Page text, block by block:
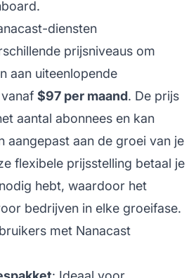
diensten
prijsniveaus om
aan uiteenlopende
$97 per maand. De prijs
aantal abonnees en kan
aangepast aan de groei van je
flexibele prijsstelling betaal je
hebt, waardoor het
bedrijven in elke groeifase.
met Nanacast